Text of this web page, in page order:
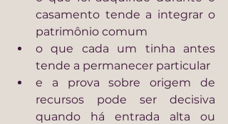
casamento tende a integrar o
patrimônio comum
o que cada um tinha antes
tende a permanecer particular
e a prova sobre origem de
recursos pode ser decisiva
quando há entrada alta ou